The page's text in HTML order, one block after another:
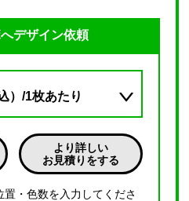
デザイン依頼
）/1枚あたり
より詳しい
お見積りをする
・色数を入力してくださ